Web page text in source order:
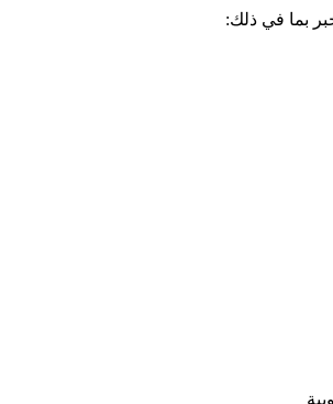
بما في ذلك: